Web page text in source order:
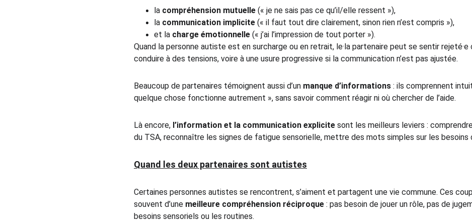
la compréhension mutuelle (« je ne sais pas ce qu’il/elle ressent »),
la communication implicite (« il faut tout dire clairement, sinon rien n’est compris »),
et la charge émotionnelle (« j’ai l’impression de tout porter »).
Quand la personne autiste est en surcharge ou en retrait, le·la partenaire peut se sentir rejeté·e
conduire à des tensions, voire à une usure progressive si la communication n’est pas ajustée.
Beaucoup de partenaires témoignent aussi d’un manque d’informations : ils comprennent
quelque chose fonctionne autrement », sans savoir comment réagir ni où chercher de l’aide.
Là encore, l’information et la communication explicite sont les meilleurs leviers :
du TSA, reconnaître les signes de fatigue sensorielle, mettre des mots simples sur les besoins
Quand les deux partenaires sont autistes
Certaines personnes autistes se rencontrent, s’aiment et partagent une vie commune. Ces
souvent d’une meilleure compréhension réciproque : pas besoin de jouer un rôle, pas de
besoins sensoriels ou les routines.